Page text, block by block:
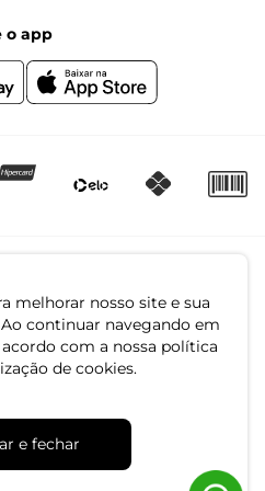
melhorar nosso site e sua
continuar navegando em
com a nossa política
de cookies.
e fechar
o app
0001-05
- 89129-080 - Luiz Alves - SC